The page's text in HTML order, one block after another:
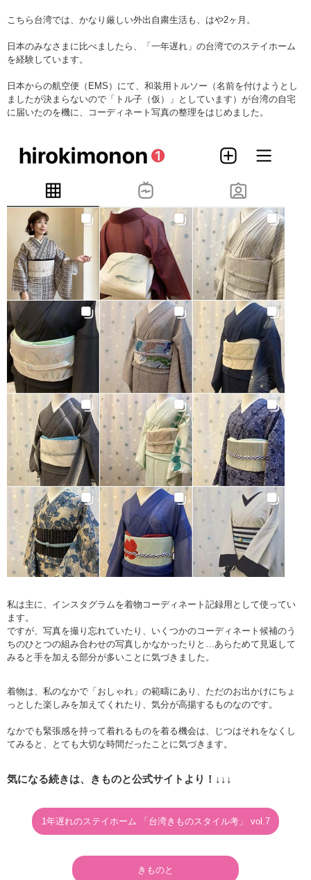
こちら台湾では、かなり厳しい外出自粛生活も、はや2ヶ月。
日本のみなさまに比べましたら、「一年遅れ」の台湾でのステイホーム
を経験しています。
日本からの航空便（EMS）にて、和装用トルソー（名前を付けようとし
ましたが決まらないので「トル子（仮）」としています）が台湾の自宅
に届いたのを機に、コーディネート写真の整理をはじめました。
私は主に、インスタグラムを着物コーディネート記録用として使ってい
ます。
ですが、写真を撮り忘れていたり、いくつかのコーディネート候補のう
ちのひとつの組み合わせの写真しかなかったりと…あらためて見返して
みると手を加える部分が多いことに気づきました。
着物は、私のなかで「おしゃれ」の範疇にあり、ただのお出かけにちょ
っとした楽しみを加えてくれたり、気分が高揚するものなのです。
なかでも緊張感を持って着れるものを着る機会は、じつはそれをなくし
てみると、とても大切な時間だったことに気づきます。
気になる続きは、きものと公式サイトより！↓↓↓
1年遅れのステイホーム 「台湾きものスタイル考」 vol.7
きものと